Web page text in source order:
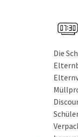
Die